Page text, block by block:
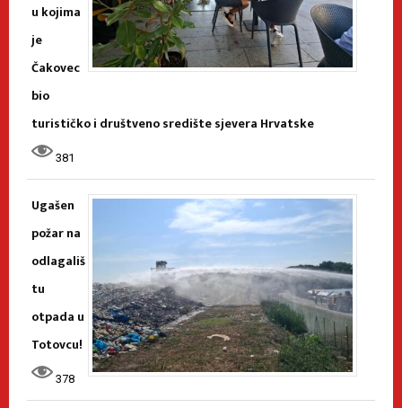
u kojima
je
Čakovec
bio
turističko i društveno središte sjevera Hrvatske
381
Ugašen
požar na
odlagališ
tu
otpada u
Totovcu!
378